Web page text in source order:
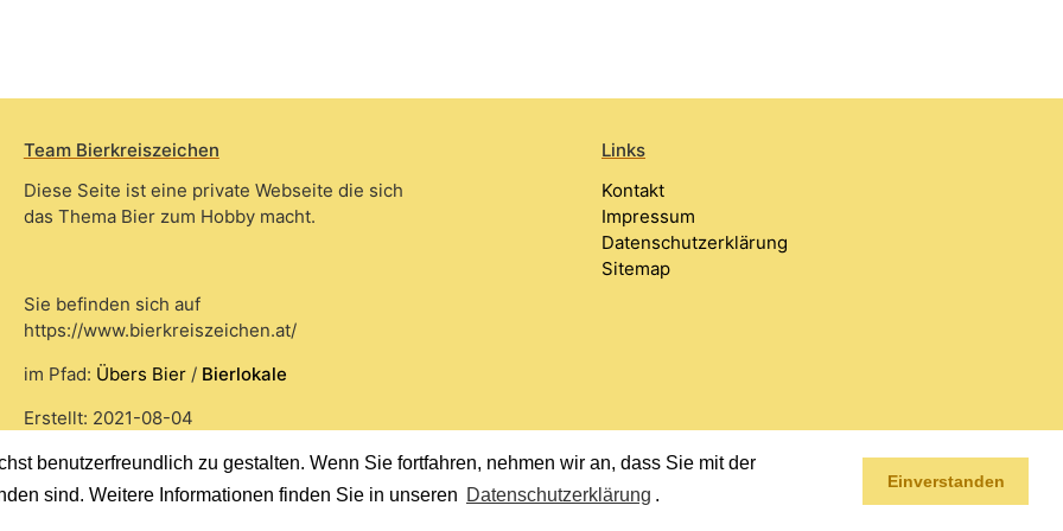
benutzerfreundlich zu gestalten. Wenn Sie fortfahren, nehmen wir an, dass Sie mit der
sind. Weitere Informationen finden Sie in unseren Datenschutzerklärung .
Einverstanden
Team Bierkreiszeichen
Diese Seite ist eine private Webseite die sich
das Thema Bier zum Hobby macht.
Sie befinden sich auf
https://www.bierkreiszeichen.at/
im Pfad: Übers Bier/ Bierlokale
Erstellt: 2021-08-04
Links
Kontakt
Impressum
Datenschutzerklärung
Sitemap
© 2020 Copyright Team Bierkreiszeichen Impressum